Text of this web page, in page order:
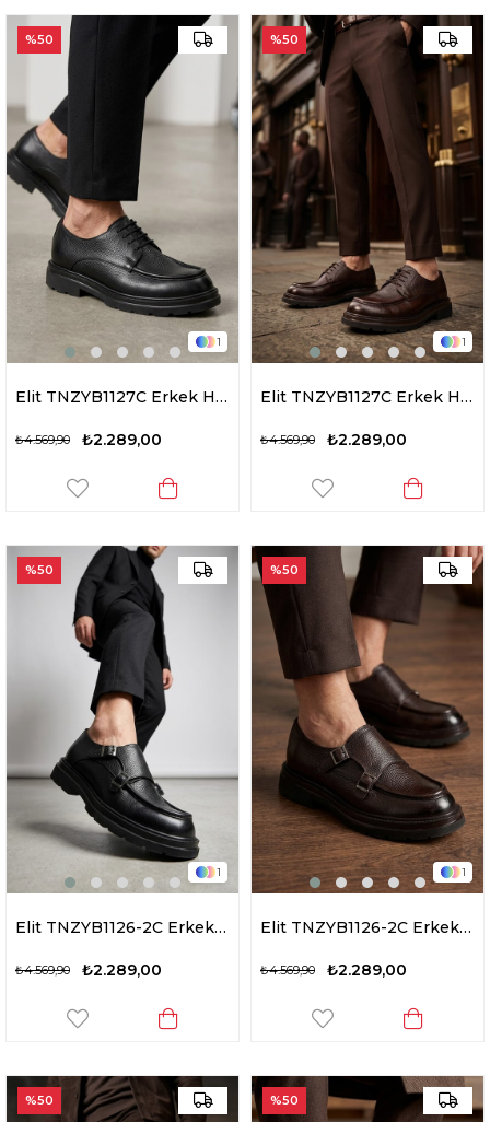
1
Elit TNZYB1127C Erkek Hakiki Deri Casual Ayakkabı Siyah
₺2.289,00
₺4.569,90
%50
1
Elit TNZYB1127C Erkek Hakiki Deri Casual Ayakkabı Kahverengi
₺2.289,00
₺4.569,90
%50
1
Elit TNZYB1126-2C Erkek Hakiki Deri Casual Ayakkabı Siyah
₺2.289,00
₺4.569,90
%50
1
Elit TNZYB1126-2C Erkek Hakiki Deri Casual Ayakkabı Kahverengi
₺2.289,00
₺4.569,90
%50
%50 %50